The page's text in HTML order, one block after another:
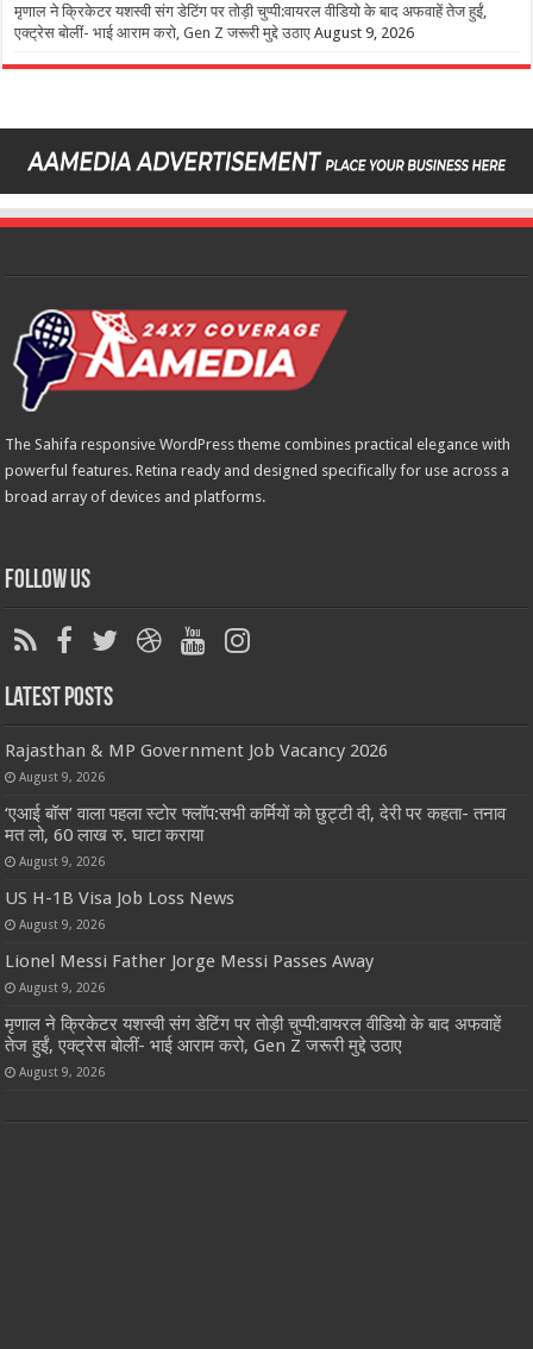
मृणाल ने क्रिकेटर यशस्वी संग डेटिंग पर तोड़ी चुप्पी:वायरल वीडियो के बाद अफवाहें तेज हुईं,
एक्ट्रेस बोलीं- भाई आराम करो, Gen Z जरूरी मुद्दे उठाए August 9, 2026
The Sahifa responsive WordPress theme combines practical elegance with
powerful features. Retina ready and designed specifically for use across a
broad array of devices and platforms.
Follow Us
Latest Posts
Rajasthan & MP Government Job Vacancy 2026
August 9, 2026
‘एआई बॉस’ वाला पहला स्टोर फ्लॉप:सभी कर्मियों को छुट्टी दी, देरी पर कहता- तनाव
मत लो, 60 लाख रु. घाटा कराया
August 9, 2026
US H-1B Visa Job Loss News
August 9, 2026
Lionel Messi Father Jorge Messi Passes Away
August 9, 2026
मृणाल ने क्रिकेटर यशस्वी संग डेटिंग पर तोड़ी चुप्पी:वायरल वीडियो के बाद अफवाहें
तेज हुईं, एक्ट्रेस बोलीं- भाई आराम करो, Gen Z जरूरी मुद्दे उठाए
August 9, 2026